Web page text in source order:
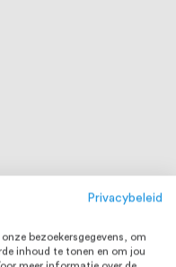
Privacybeleid
bezoekersgegevens, om
inhoud te tonen en om jou